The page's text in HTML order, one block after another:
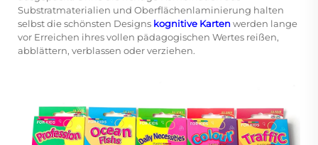
Substratmaterialien und Oberflächenlaminierung halten
selbst die schönsten Designs kognitive Kartenwerden lange
vor Erreichen ihres vollen pädagogischen Wertes reißen,
abblättern, verblassen oder verziehen.